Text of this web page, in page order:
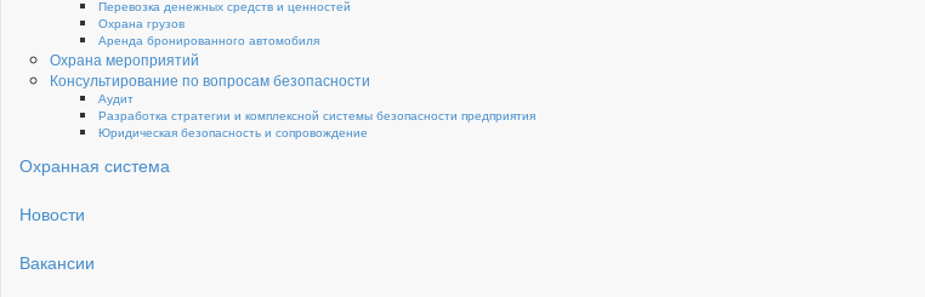
Перевозка денежных средств и ценностей
Охрана грузов
Аренда бронированного автомобиля
Охрана мероприятий
Консультирование по вопросам безопасности
Аудит
Разработка стратегии и комплексной системы безопасности предприятия
Юридическая безопасность и сопровождение
Охранная система
Новости
Вакансии